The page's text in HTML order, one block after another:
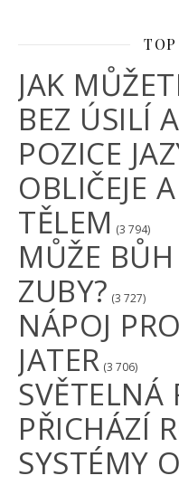
JAK
BEZ ÚSILÍ
POZICE
OBLIČEJE
TĚLEM (3 794)
MŮŽE
ZUBY? (3 727)
NÁPOJ
JATER (3 706)
SVĚTELNÁ
PŘICHÁZÍ
SYSTÉMY